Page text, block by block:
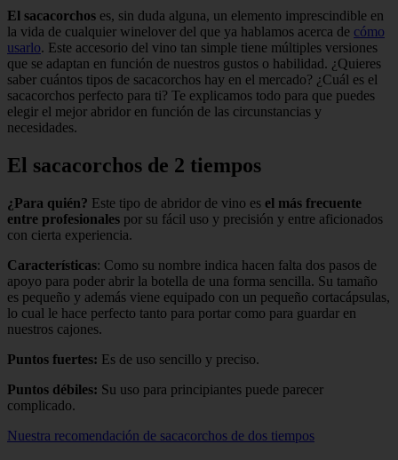
El sacacorchos es, sin duda alguna, un elemento imprescindible en
la vida de cualquier winelover del que ya hablamos acerca de cómo
usarlo. Este accesorio del vino tan simple tiene múltiples versiones
que se adaptan en función de nuestros gustos o habilidad. ¿Quieres
saber cuántos tipos de sacacorchos hay en el mercado? ¿Cuál es el
sacacorchos perfecto para ti? Te explicamos todo para que puedes
elegir el mejor abridor en función de las circunstancias y
necesidades.
El sacacorchos de 2 tiempos
¿Para quién? Este tipo de abridor de vino es el más frecuente
entre profesionales por su fácil uso y precisión y entre aficionados
con cierta experiencia.
Características: Como su nombre indica hacen falta dos pasos de
apoyo para poder abrir la botella de una forma sencilla. Su tamaño
es pequeño y además viene equipado con un pequeño cortacápsulas,
lo cual le hace perfecto tanto para portar como para guardar en
nuestros cajones.
Puntos fuertes: Es de uso sencillo y preciso.
Puntos débiles: Su uso para principiantes puede parecer
complicado.
Nuestra recomendación de sacacorchos de dos tiempos